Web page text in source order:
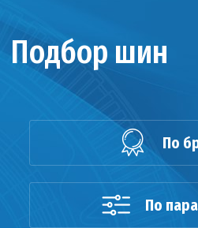
Подбор шин
По
По